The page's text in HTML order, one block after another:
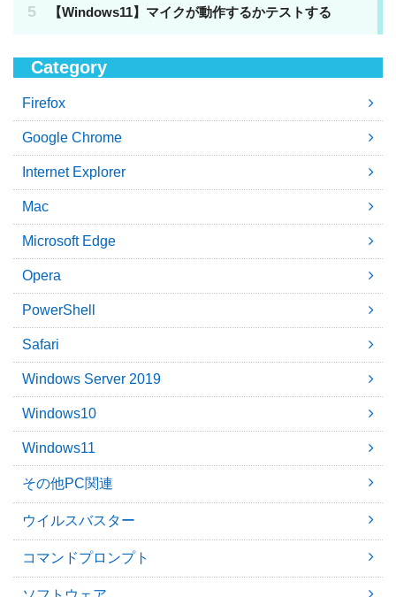
Category
Firefox
Google Chrome
Internet Explorer
Mac
Microsoft Edge
Opera
PowerShell
Safari
Windows Server 2019
Windows10
Windows11
その他PC関連
ウイルスバスター
コマンドプロンプト